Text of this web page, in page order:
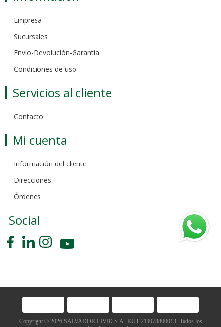
Empresa
Sucursales
Envío-Devolución-Garantía
Condiciones de uso
Servicios al cliente
Contacto
Mi cuenta
Información del cliente
Direcciones
Órdenes
Social
Copyright ® 2026 SALVADOR LIVIO S.A.-RUT 210078800013- Todos los